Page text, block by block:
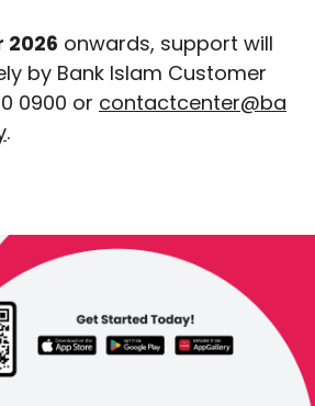
2026 onwards, support will
by Bank Islam Customer
0900 or contactcenter@ba
.